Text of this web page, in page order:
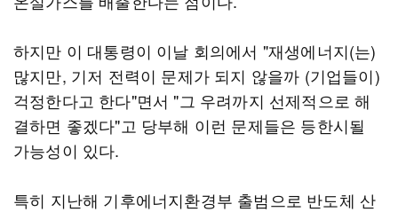
하지만 이 대통령이 이날 회의에서 "재생에너지(는)
많지만, 기저 전력이 문제가 되지 않을까 (기업들이)
걱정한다고 한다"면서 "그 우려까지 선제적으로 해
결하면 좋겠다"고 당부해 이런 문제들은 등한시될
가능성이 있다.
특히 지난해 기후에너지환경부 출범으로 반도체 산